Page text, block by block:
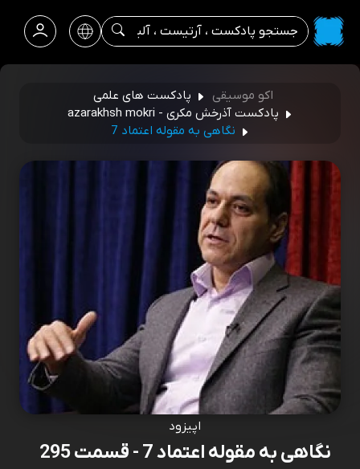
اکو موسیقی
پادکست های علمی
پادکست آذرخش مکری - azarakhsh mokri
نگاهی به مقوله اعتماد 7
اپیزود
نگاهی به مقوله اعتماد 7 - قسمت 295